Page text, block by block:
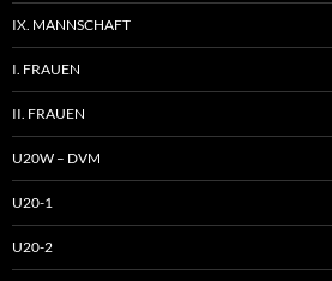
IX. MANNSCHAFT
I. FRAUEN
II. FRAUEN
U20W – DVM
U20-1
U20-2